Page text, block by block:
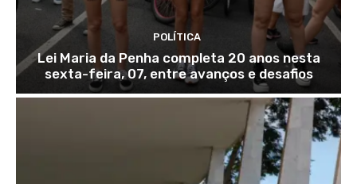
POLÍTICA
Lei Maria da Penha completa 20 anos nesta
sexta-feira, 07, entre avanços e desafios